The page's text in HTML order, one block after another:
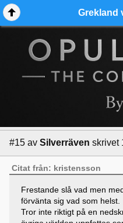
#15 av Silverräven skrivet
Citat från: kristensson
Frestande slå vad men
förvänta sig vad som helst.
Tror inte riktigt på en